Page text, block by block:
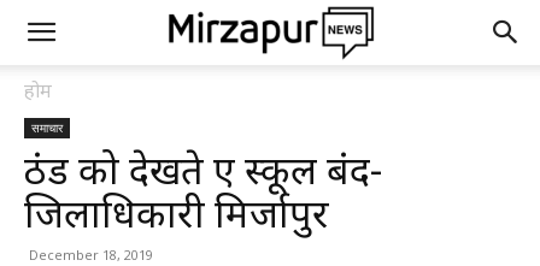
होम
समाचार
ठंड को देखते हुए स्कूल बंद-
जिलाधिकारी मिर्जापुर
December 18, 2019